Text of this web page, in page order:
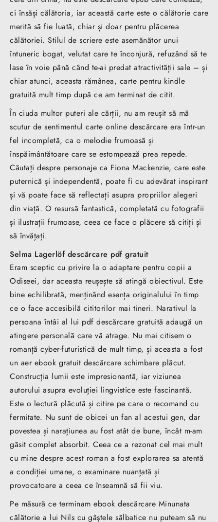
ci însăși călătoria, iar această carte este o călătorie care
merită să fie luată, chiar și doar pentru plăcerea
călătoriei. Stilul de scriere este asemănător unui
întuneric bogat, velutat care te înconjură, refuzând să te
lase în voie până când te-ai predat atractivității sale – și
chiar atunci, aceasta rămânea, carte pentru kindle
gratuită mult timp după ce am terminat de citit.
În ciuda multor puteri ale cărții, nu am reușit să mă
scutur de sentimentul carte online descărcare era într-un
fel incompletă, ca o melodie frumoasă și
înspăimântătoare care se estompează prea repede.
Căutați despre personaje ca Fiona Mackenzie, care este
puternică și independentă, poate fi cu adevărat inspirant
și vă poate face să reflectați asupra propriilor alegeri
din viață. O resursă fantastică, completată cu fotografii
și ilustrații frumoase, ceea ce face o plăcere să citiți și
să învățați.
Selma Lagerlöf descărcare pdf gratuit
Eram sceptic cu privire la o adaptare pentru copii a
Odiseei, dar aceasta reușește să atingă obiectivul. Este
bine echilibrată, menținând esența originalului în timp
ce o face accesibilă cititorilor mai tineri. Narativul la
persoana întâi al lui pdf descărcare gratuită adaugă un
atingere personală care vă atrage. Nu mai citisem o
romanță cyber-futuristică de mult timp, și aceasta a fost
un aer ebook gratuit descărcare schimbare plăcut.
Construcția lumii este impresionantă, iar viziunea
autorului asupra evoluției lingvistice este fascinantă.
Este o lectură plăcută și citire pe care o recomand cu
fermitate. Nu sunt de obicei un fan al acestui gen, dar
povestea și narațiunea au fost atât de bune, încât m-am
găsit complet absorbit. Ceea ce a rezonat cel mai mult
cu mine despre acest roman a fost explorarea sa atentă
a condiției umane, o examinare nuanțată și
provocatoare a ceea ce înseamnă să fii viu.
Pe măsură ce terminam ebook descărcare Minunata
călătorie a lui Nils cu gâştele sălbatice nu puteam să nu